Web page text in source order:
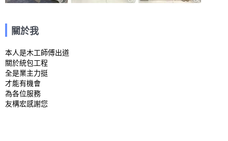
關於我
本人是木工師傅出道
關於統包工程
全是業主力挺
才能有機會
為各位服務
友構宏感謝您